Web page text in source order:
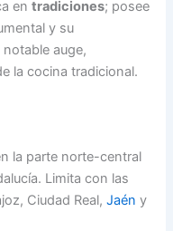
entradiciones; posee
y su
auge,
la cocina tradicional.
la parte norte-central
Limita con las
Ciudad Real,Jaén y